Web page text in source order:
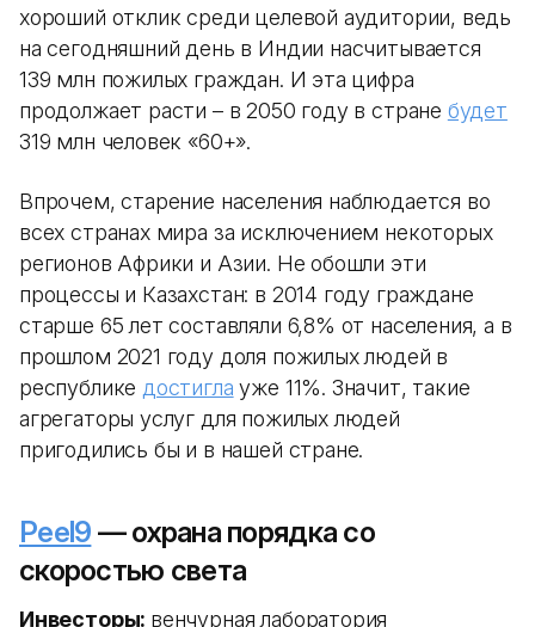
хороший отклик среди целевой аудитории, ведь
на сегодняшний день в Индии насчитывается
139 млн пожилых граждан. И эта цифра
продолжает расти – в 2050 году в стране будет
319 млн человек «60+».
Впрочем, старение населения наблюдается во
всех странах мира за исключением некоторых
регионов Африки и Азии. Не обошли эти
процессы и Казахстан: в 2014 году граждане
старше 65 лет составляли 6,8% от населения, а в
прошлом 2021 году доля пожилых людей в
республикедостигла уже 11%. Значит, такие
агрегаторы услуг для пожилых людей
пригодились бы и в нашей стране.
Peel9 — охрана порядка со
скоростью света
Инвесторы: венчурная лаборатория